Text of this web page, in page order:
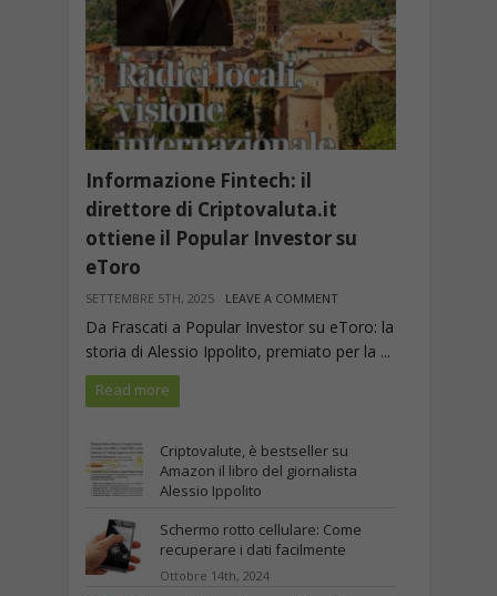
Informazione Fintech: il
direttore di Criptovaluta.it
ottiene il Popular Investor su
eToro
SETTEMBRE 5TH, 2025 LEAVE A COMMENT
Da Frascati a Popular Investor su eToro: la
storia di Alessio Ippolito, premiato per la ...
Read more
Criptovalute, è bestseller su
Amazon il libro del giornalista
Alessio Ippolito
Agosto 6th, 2025
Schermo rotto cellulare: Come
recuperare i dati facilmente
Ottobre 14th, 2024